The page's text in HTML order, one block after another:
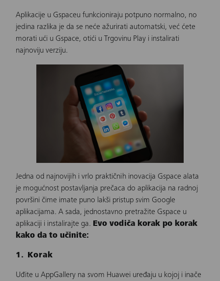
Aplikacije u Gspaceu funkcioniraju potpuno normalno, no
jedina razlika je da se neće ažurirati automatski, već ćete
morati ući u Gspace, otići u Trgovinu Play i instalirati
najnoviju verziju.
Jedna od najnovijih i vrlo praktičnih inovacija Gspace alata
je mogućnost postavljanja prečaca do aplikacija na radnoj
površini čime imate puno lakši pristup svim Google
aplikacijama. A sada, jednostavno pretražite Gspace u
aplikaciji i instalirajte ga. Evo vodiča korak po korak
kako da to učinite:
1. Korak
Uđite u AppGallery na svom Huawei uređaju u kojoj i inače